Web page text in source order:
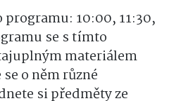
10:00, 11:30,
se s tímto
materiálem